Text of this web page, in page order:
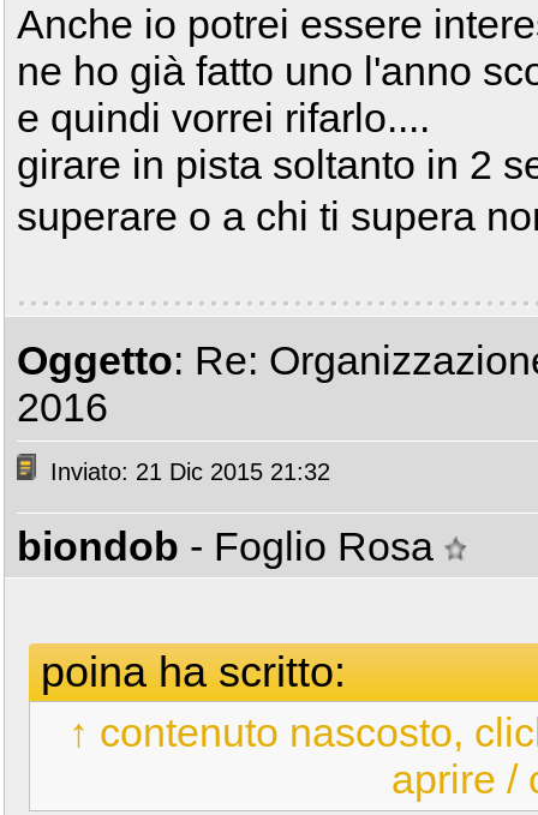
Anche io potrei essere
ne ho già fatto uno l'anno
e quindi vorrei rifarlo....
girare in pista soltanto in 2
superare o a chi ti supera
Oggetto: Re:
2016
Inviato: 21 Dic 2015 21:32
biondob - Foglio Rosa
poina ha scritto:
↑ contenuto nascosto,
aprire /